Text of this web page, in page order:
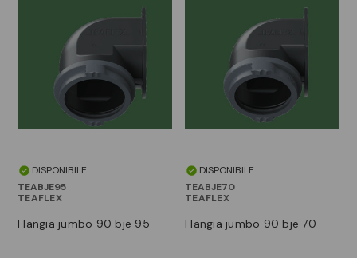
DISPONIBILE
TEABJE95
TEAFLEX
flangia jumbo 90 bje 95
DISPONIBILE
TEABJE70
TEAFLEX
flangia jumbo 90 bje 70